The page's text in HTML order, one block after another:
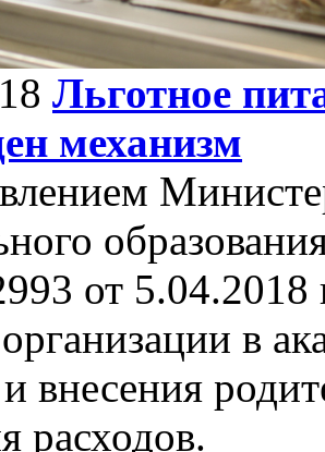
Льготное
механизм
от
в
внесения
расходов.